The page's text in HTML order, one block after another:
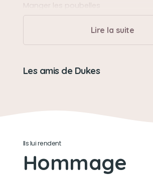
Manger les poubelles
S’est grand siestes dans son fauteuil
Lire la suite
Les amis de Dukes
Ils lui rendent
Hommage